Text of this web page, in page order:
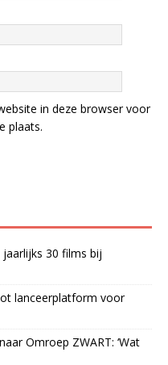
in deze browser voor
plaats.
30 films bij
lanceerplatform voor
Omroep ZWART: ‘Wat